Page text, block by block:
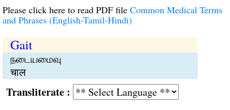
Please click here to read PDF file Common Medical Terms
and Phrases (English-Tamil-Hindi)
Gait
நடையமைவு
चाल
: